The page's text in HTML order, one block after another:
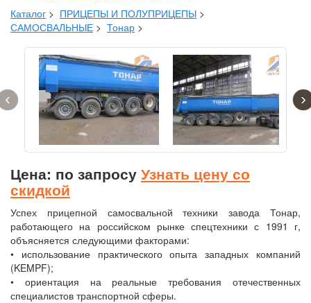
Каталог > ПРИЦЕПЫ И ПОЛУПРИЦЕПЫ >
САМОСВАЛЬНЫЕ > Тонар >
‹ ›
Цена: по запросу Узнать цену со
скидкой
Успех прицепной самосвальной техники завода Тонар,
работающего на российском рынке спецтехники с 1991 г,
объясняется следующими факторами:
• использование практического опыта западных компаний
(KEMPF);
• ориентация на реальные требования отечественных
специалистов транспортной сферы.